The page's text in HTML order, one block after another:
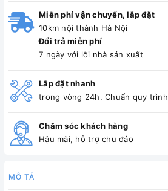
Miễn phí vận chuyển, lắp đặt
10km nội thành Hà Nội
Đổi trả miễn phí
7 ngày với lỗi nhà sản xuất
Lắp đặt nhanh
trong vòng 24h. Chuẩn quy trình
Chăm sóc khách hàng
Hậu mãi, hỗ trợ chu đáo
MÔ TẢ